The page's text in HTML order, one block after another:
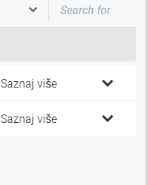
Saznaj više
Saznaj više